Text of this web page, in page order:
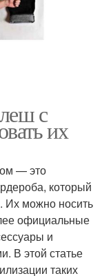
с
их
— это
который
Их можно носить
официальные
и
В этой статье
таких